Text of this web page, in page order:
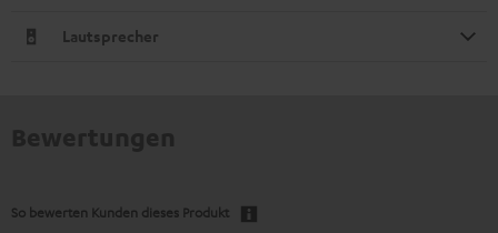
Lautsprecher
So bewerten Kunden dieses Produkt